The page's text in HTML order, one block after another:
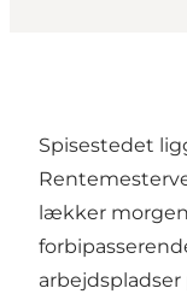
Spisestedet
lækker
arbejdspladser